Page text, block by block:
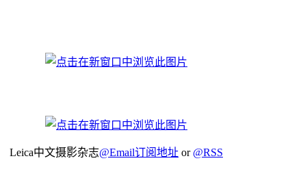
Leica中文摄影杂志@Email订阅地址 or @RSS